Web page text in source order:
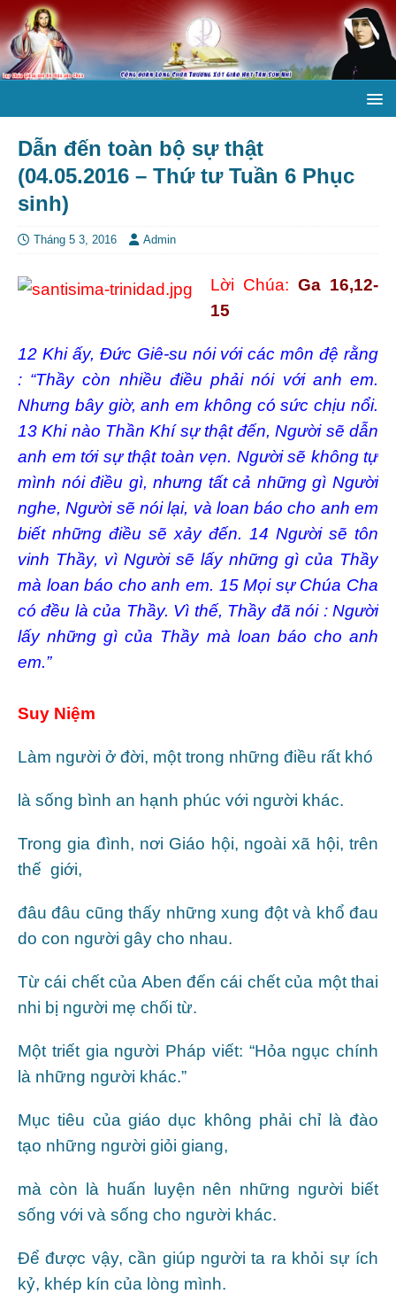
Dẫn đến toàn bộ sự thật
(04.05.2016 – Thứ tư Tuần 6 Phục
sinh)
Tháng 5 3, 2016 Admin
Lời Chúa: Ga 16,12-
15
12 Khi ấy, Đức Giê-su nói với các môn đệ rằng
: “Thầy còn nhiều điều phải nói với anh em.
Nhưng bây giờ, anh em không có sức chịu nổi.
13 Khi nào Thần Khí sự thật đến, Người sẽ dẫn
anh em tới sự thật toàn vẹn. Người sẽ không tự
mình nói điều gì, nhưng tất cả những gì Người
nghe, Người sẽ nói lại, và loan báo cho anh em
biết những điều sẽ xảy đến. 14 Người sẽ tôn
vinh Thầy, vì Người sẽ lấy những gì của Thầy
mà loan báo cho anh em. 15 Mọi sự Chúa Cha
có đều là của Thầy. Vì thế, Thầy đã nói : Người
lấy những gì của Thầy mà loan báo cho anh
em.”
Suy Niệm
Làm người ở đời, một trong những điều rất khó
là sống bình an hạnh phúc với người khác.
Trong gia đình, nơi Giáo hội, ngoài xã hội, trên
thế giới,
đâu đâu cũng thấy những xung đột và khổ đau
do con người gây cho nhau.
Từ cái chết của Aben đến cái chết của một thai
nhi bị người mẹ chối từ.
Một triết gia người Pháp viết: “Hỏa ngục chính
là những người khác.”
Mục tiêu của giáo dục không phải chỉ là đào
tạo những người giỏi giang,
mà còn là huấn luyện nên những người biết
sống với và sống cho người khác.
Để được vậy, cần giúp người ta ra khỏi sự ích
kỷ, khép kín của lòng mình.